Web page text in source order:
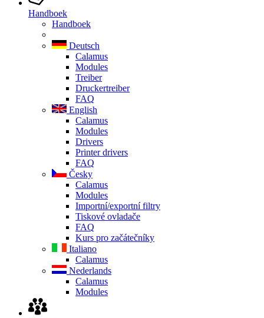
Handboek
Handboek
Deutsch
Calamus
Modules
Treiber
Druckertreiber
FAQ
English
Calamus
Modules
Drivers
Printer drivers
FAQ
Česky
Calamus
Modules
Importní/exportní filtry
Tiskové ovladače
FAQ
Kurs pro začátečníky
Italiano
Calamus
Nederlands
Calamus
Modules